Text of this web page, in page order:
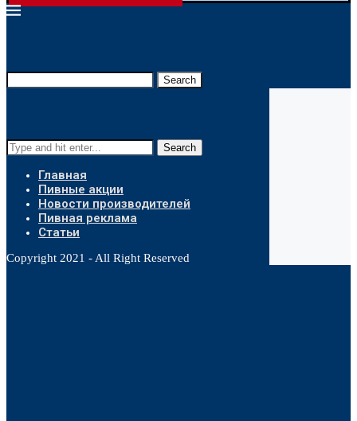
Search
Search
Главная
Пивные акции
Новости производителей
Пивная реклама
Статьи
Copyright 2021 - All Right Reserved